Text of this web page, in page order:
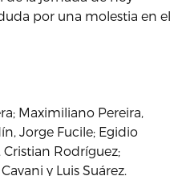
por una molestia en el
Maximiliano Pereira,
Jorge Fucile; Egidio
Cristian Rodríguez;
y Luis Suárez.